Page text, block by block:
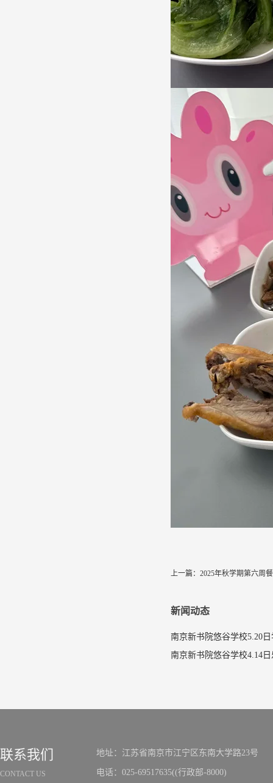
上一篇： 2025年秋学期第六周
新闻动态
南京新书院悠谷学校5.20
联系我们
CONTACT US
地址：江苏省南京市江宁区东南大学路23号
电话：025-69517635((行政部-8000)